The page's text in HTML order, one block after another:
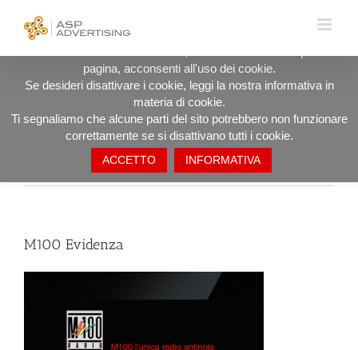
contenuto
M100 Evidenza
M100 Evidenza
UTILIZZIAMO I COOKIE PER OFFRIRTI LA MIGLIORE
ESPERIENZA DI NAVIGAZIONE POSSIBILE.
pagina, acconsenti all'uso dei cookie.
Se desideri disattivare i cookie, leggi la nostra informativa in
materia di cookie.
Ti segnaliamo che alcune parti del sito potrebbero non funzionare
correttamente se si disattivano tutti i cookie.
ACCETTO INFORMATIVA